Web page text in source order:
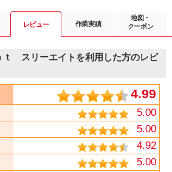
レビュー 作業実績
地図・
クーポン
スリーエイトを利用した方のレビ
4.99
5.00
5.00
4.92
5.00